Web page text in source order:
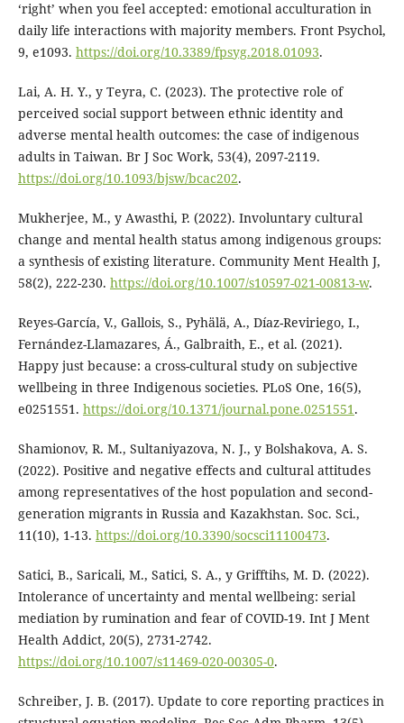
‘right’ when you feel accepted: emotional acculturation in
daily life interactions with majority members. Front Psychol,
9, e1093. https://doi.org/10.3389/fpsyg.2018.01093.
Lai, A. H. Y., y Teyra, C. (2023). The protective role of
perceived social support between ethnic identity and
adverse mental health outcomes: the case of indigenous
adults in Taiwan. Br J Soc Work, 53(4), 2097-2119.
https://doi.org/10.1093/bjsw/bcac202.
Mukherjee, M., y Awasthi, P. (2022). Involuntary cultural
change and mental health status among indigenous groups:
a synthesis of existing literature. Community Ment Health J,
58(2), 222-230. https://doi.org/10.1007/s10597-021-00813-w.
Reyes-García, V., Gallois, S., Pyhälä, A., Díaz-Reviriego, I.,
Fernández-Llamazares, Á., Galbraith, E., et al. (2021).
Happy just because: a cross-cultural study on subjective
wellbeing in three Indigenous societies. PLoS One, 16(5),
e0251551. https://doi.org/10.1371/journal.pone.0251551.
Shamionov, R. M., Sultaniyazova, N. J., y Bolshakova, A. S.
(2022). Positive and negative effects and cultural attitudes
among representatives of the host population and second-
generation migrants in Russia and Kazakhstan. Soc. Sci.,
11(10), 1-13. https://doi.org/10.3390/socsci11100473.
Satici, B., Saricali, M., Satici, S. A., y Grifftihs, M. D. (2022).
Intolerance of uncertainty and mental wellbeing: serial
mediation by rumination and fear of COVID-19. Int J Ment
Health Addict, 20(5), 2731-2742.
https://doi.org/10.1007/s11469-020-00305-0.
Schreiber, J. B. (2017). Update to core reporting practices in